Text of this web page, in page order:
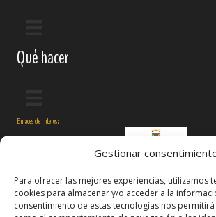
Gestionar
Para ofrecer las mejores experiencias, utilizamos
cookies para almacenar y/o acceder a la
consentimiento de estas tecnologías nos
Qué hacer
Enlaces de interés: